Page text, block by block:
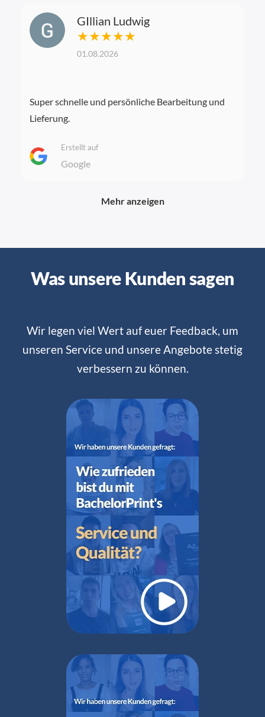
GIllian Ludwig
★★★★★
01.08.2026
Super schnelle und persönliche Bearbeitung und
Lieferung.
Erstellt auf
Google
Mehr anzeigen
Was unsere Kunden sagen
Wir legen viel Wert auf euer Feedback, um
unseren Service und unsere Angebote stetig
verbessern zu können.